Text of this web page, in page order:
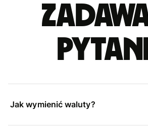
Jak wymienić waluty?